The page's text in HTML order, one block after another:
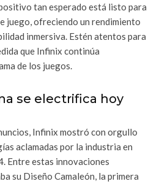
tan esperado está listo para
juego, ofreciendo un rendimiento
inmersiva. Estén atentos para
que Infinix continúa
de los juegos.
se electrifica hoy
Infinix mostró con orgullo
aclamadas por la industria en
Entre estas innovaciones
su Diseño Camaleón, la primera